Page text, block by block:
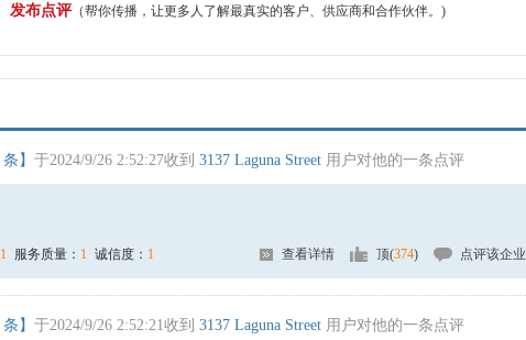
发布点评（帮你传播，让更多人了解最真实的客户、供应商和合作伙伴。)
条】 于2024/9/26 2:52:27收到 3137 Laguna Street 用户对他的一条点评
1 服务质量： 1 诚信度： 1 查看详情 顶(374) 点评该企业
条】 于2024/9/26 2:52:21收到 3137 Laguna Street 用户对他的一条点评